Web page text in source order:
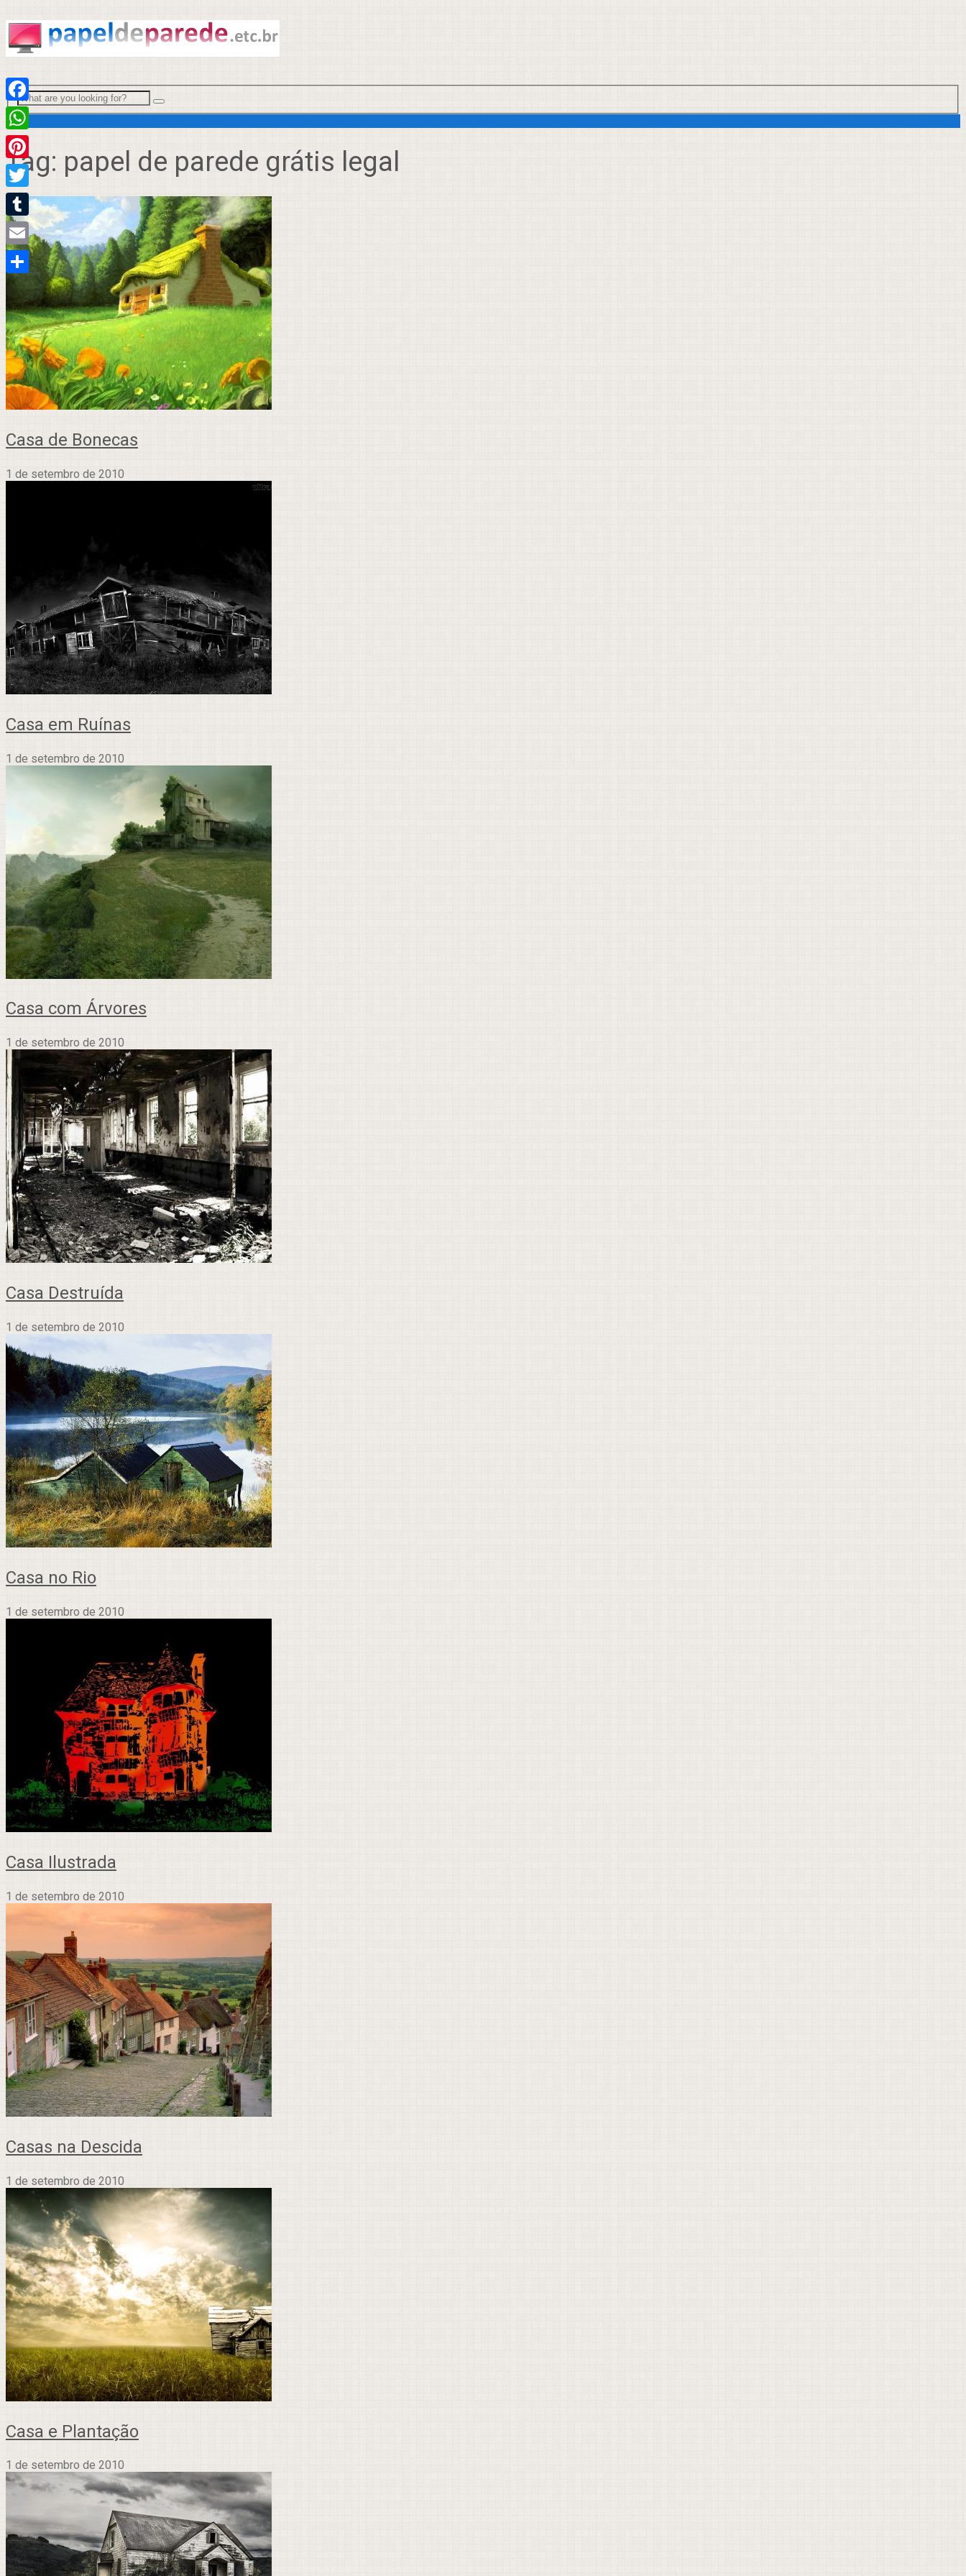
Menu
Tag: papel de parede grátis legal
Casa de Bonecas
1 de setembro de 2010
Casa em Ruínas
1 de setembro de 2010
Casa com Árvores
1 de setembro de 2010
Casa Destruída
1 de setembro de 2010
Casa no Rio
1 de setembro de 2010
Casa Ilustrada
1 de setembro de 2010
Casas na Descida
1 de setembro de 2010
Casa e Plantação
1 de setembro de 2010
Facebook
WhatsApp
Pinterest
Twitter
Tumblr
Email
Compartilhar